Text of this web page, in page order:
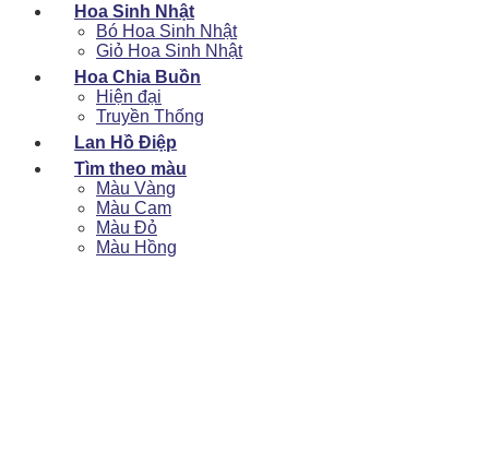
Hoa Sinh Nhật
Bó Hoa Sinh Nhật
Giỏ Hoa Sinh Nhật
Hoa Chia Buồn
Hiện đại
Truyền Thống
Lan Hồ Điệp
Tìm theo màu
Màu Vàng
Màu Cam
Màu Đỏ
Màu Hồng